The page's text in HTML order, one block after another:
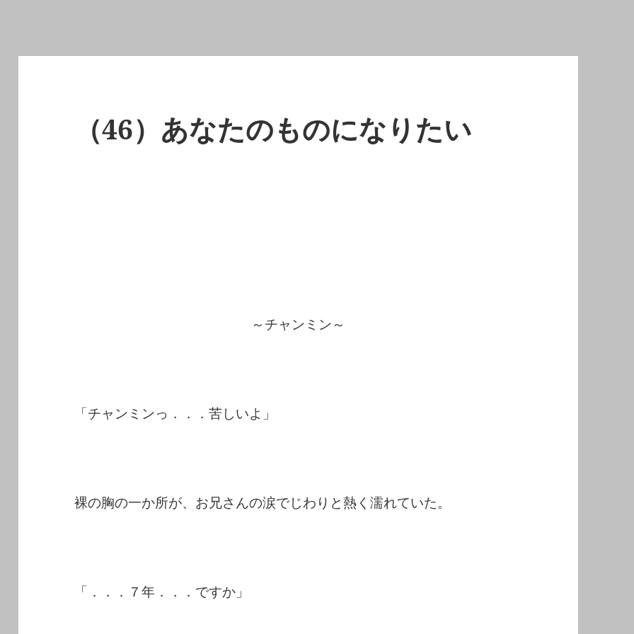
（46）あなたのものになりたい
～チャンミン～
「チャンミンっ．．．苦しいよ」
裸の胸の一か所が、お兄さんの涙でじわりと熱く濡れていた。
「．．．７年．．．ですか」